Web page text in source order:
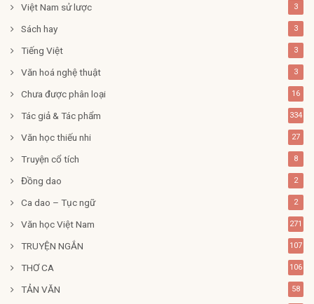
Việt Nam sử lược 3
Sách hay 3
Tiếng Việt 3
Văn hoá nghệ thuật 3
Chưa được phân loại 16
Tác giả & Tác phẩm 334
Văn học thiếu nhi 27
Truyện cổ tích 8
Đồng dao 2
Ca dao – Tục ngữ 2
Văn học Việt Nam 271
TRUYỆN NGẮN 107
THƠ CA 106
TẢN VĂN 58